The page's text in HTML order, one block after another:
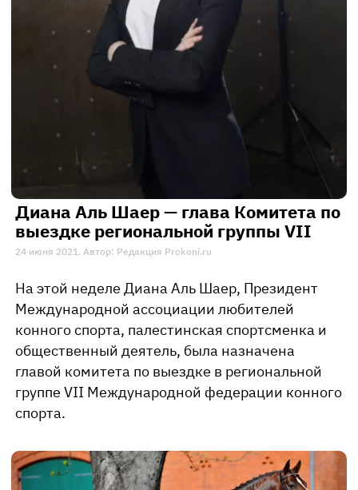
Диана Аль Шаер — глава Комитета по
выездке региональной группы VII
24 июня 2021. Автор: Редакция Prokoni.ru
На этой неделе Диана Аль Шаер, Президент
Международной ассоциации любителей
конного спорта, палестинская спортсменка и
общественный деятель, была назначена
главой комитета по выездке в региональной
группе VII Международной федерации конного
спорта.